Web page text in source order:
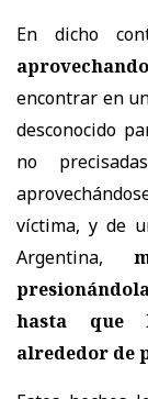
En dicho
encontrar en
desconocido
no
víctima, y de
Argentina,
hasta que
alrededor de